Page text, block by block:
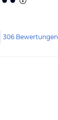
306 Bewertungen